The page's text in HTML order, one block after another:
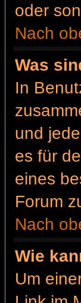
oder
Nach
Was
In
und
es für
eines
Forum
Nach
Wie
Um